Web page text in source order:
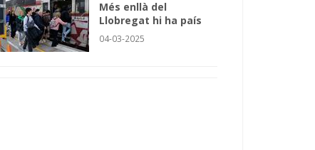
Més enllà del
Llobregat hi ha país
04-03-2025